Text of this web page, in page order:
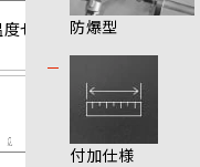
防爆型
付加仕様
センサー【汎用型】